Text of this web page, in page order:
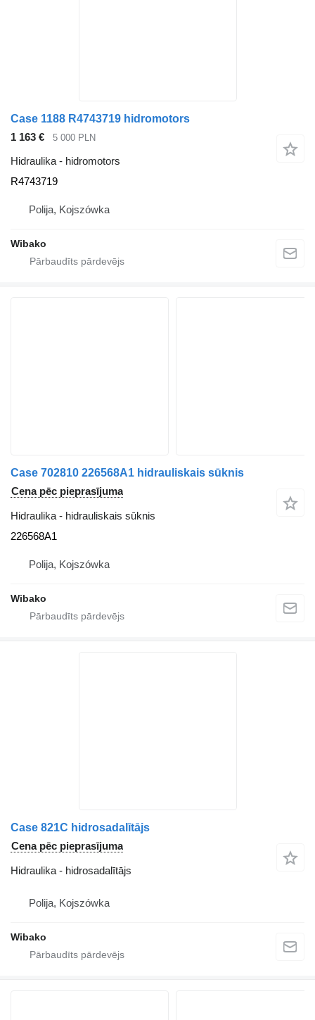
Case 1188 R4743719 hidromotors
1 163 €
5 000 PLN
Hidraulika - hidromotors
R4743719
Polija, Kojszówka
Wibako
Case 702810 226568A1 hidrauliskais sūknis
Cena pēc pieprasījuma
Hidraulika - hidrauliskais sūknis
226568A1
Polija, Kojszówka
Wibako
Case 821C hidrosadalītājs
Cena pēc pieprasījuma
Hidraulika - hidrosadalītājs
Polija, Kojszówka
Wibako